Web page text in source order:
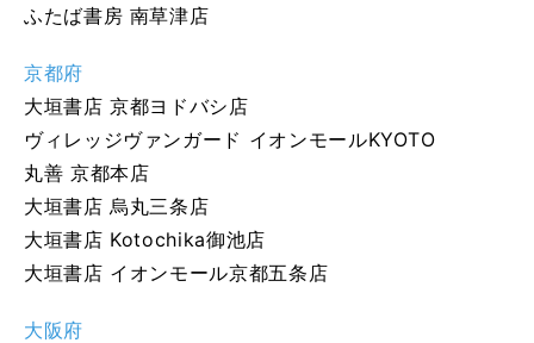
ふたば書房 南草津店
京都府
大垣書店 京都ヨドバシ店
ヴィレッジヴァンガード イオンモールKYOTO
丸善 京都本店
大垣書店 烏丸三条店
大垣書店 Kotochika御池店
大垣書店 イオンモール京都五条店
大阪府